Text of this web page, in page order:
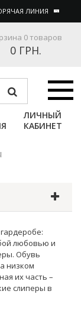
ЛИНИЯ
0 товаров
0 ГРН.
ЛИЧНЫЙ
КАБИНЕТ
любовью и
Обувь
низком
их часть –
слиперы в